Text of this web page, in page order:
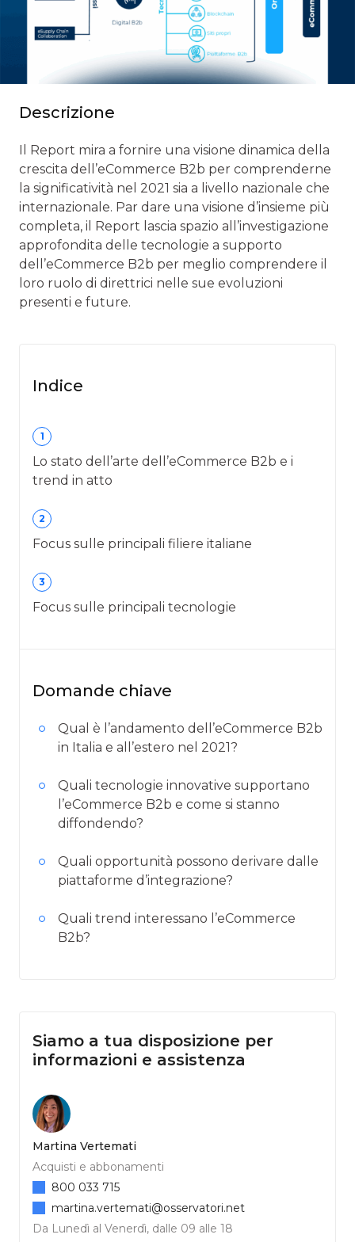
Descrizione
Il Report mira a fornire una visione dinamica della
crescita dell’eCommerce B2b per comprenderne
la significatività nel 2021 sia a livello nazionale che
internazionale. Par dare una visione d’insieme più
completa, il Report lascia spazio all’investigazione
approfondita delle tecnologie a supporto
dell’eCommerce B2b per meglio comprendere il
loro ruolo di direttrici nelle sue evoluzioni
presenti e future.
Indice
1
Lo stato dell’arte dell’eCommerce B2b e i
trend in atto
2
Focus sulle principali filiere italiane
3
Focus sulle principali tecnologie
Domande chiave
Qual è l’andamento dell’eCommerce B2b
in Italia e all’estero nel 2021?
Quali tecnologie innovative supportano
l’eCommerce B2b e come si stanno
diffondendo?
Quali opportunità possono derivare dalle
piattaforme d’integrazione?
Quali trend interessano l’eCommerce
B2b?
Siamo a tua disposizione per
informazioni e assistenza
Martina Vertemati
Acquisti e abbonamenti
Da Lunedì al Venerdì, dalle 09 alle 18
800 033 715
martina.vertemati@osservatori.net